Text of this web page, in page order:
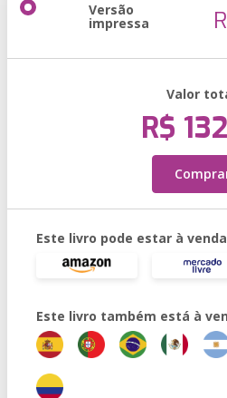
Versão
impressa
Valor
R$
Este livro pode estar à
Este livro também está à